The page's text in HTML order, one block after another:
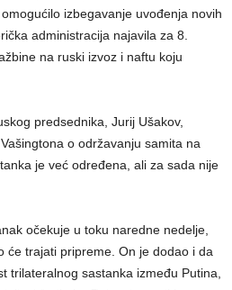
izbegavanje uvođenja novih
administracija najavila za 8.
na ruski izvoz i naftu koju
predsednika, Jurij Ušakov,
o održavanju samita na
je već određena, ali za sada nije
očekuje u toku naredne nedelje,
će trajati pripreme. On je dodao i da
trilateralnog sastanka između Putina,